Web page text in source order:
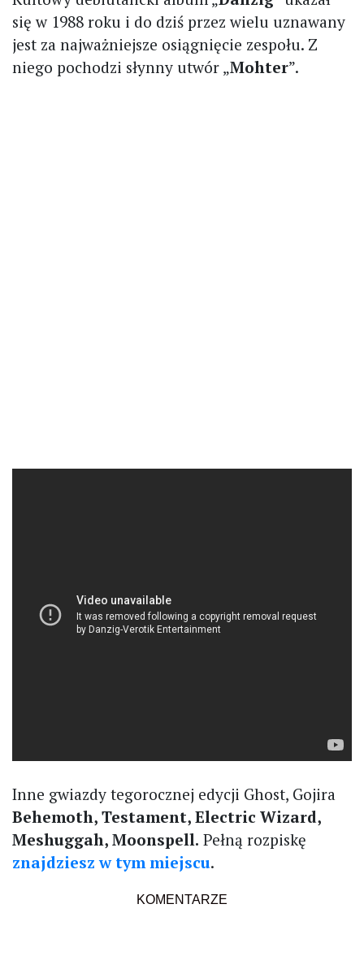
się w 1988 roku i do dziś przez wielu uznawany
jest za najważniejsze osiągnięcie zespołu. Z
niego pochodzi słynny utwór „Mohter”.
Inne gwiazdy tegorocznej edycji Ghost, Gojira
Behemoth, Testament, Electric Wizard,
Meshuggah, Moonspell. Pełną rozpiskę
znajdziesz w tym miejscu.
KOMENTARZE